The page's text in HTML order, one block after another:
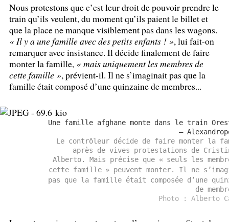
Nous protestons que c’est leur droit de pouvoir prendre le
train qu’ils veulent, du moment qu’ils paient le billet et
que la place ne manque visiblement pas dans les wagons.
« Il y a une famille avec des petits enfants ! », lui fait-on
remarquer avec insistance. Il décide finalement de faire
monter la famille, « mais uniquement les membres de
cette famille », prévient-il. Il ne s’imaginait pas que la
famille était composé d’une quinzaine de membres...
Une famille afghane monte dans le train
—
Le contrôleur décide de faire monter la
après de vives protestations de
Alberto. Mais précise que « seuls les
cette famille » peuvent monter. Il ne
pas que la famille était composée d’une
de
Photo : Alberto